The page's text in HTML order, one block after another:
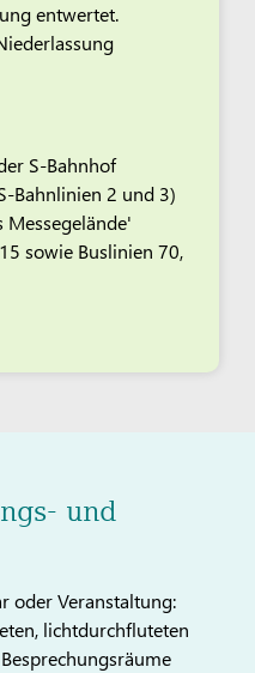
entwertet.
S-Bahnhof
Bahnlinien 2 und 3)
Messegelände'
sowie Buslinien 70,
und
oder Veranstaltung:
lichtdurchfluteten